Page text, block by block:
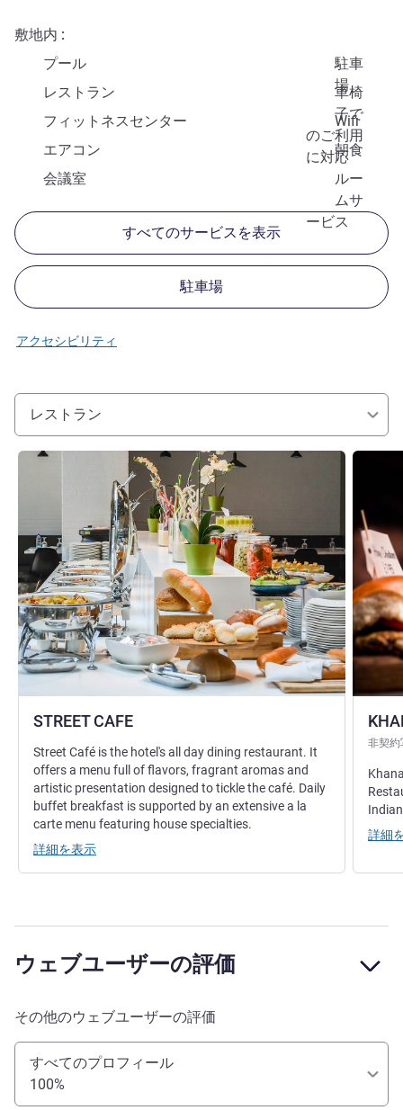
敷地内
プール
駐車
場
レストラン
車椅
子で
のご利用
に対応
フィットネスセンター
Wifi
エアコン
朝食
会議室
ルー
ムサ
ービス
すべてのサービスを表示
駐車場
アクセシビリティ
レストラン
STREET CAFE
詳細を表示
Street Café is the hotel's all day dining restaurant. It
offers a menu full of flavors, fragrant aromas and
artistic presentation designed to tickle the café. Daily
buffet breakfast is supported by an extensive a la
carte menu featuring house specialties.
詳細を表示
非契約
詳細を
詳細
ウェブユーザーの評価
その他のウェブユーザーの評価
すべてのプロフィール
100%